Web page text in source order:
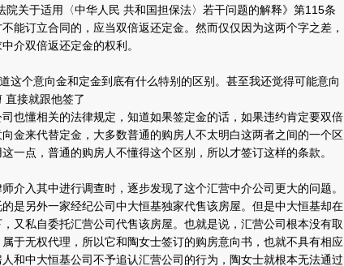
院关于适用〈中华人民 共和国担保法〉若干问题的解释》第115条
能订立合同的，应当双倍返还定金。然而仅仅因为这两个字之差，
介双倍返还定金的权利。
个意向金和定金到底有什么特别的区别。甚至我还觉得可能意向
直接就跟他签了
懂相关的法律规定，知道如果签定金的话，如果违约肯定要双倍
金来代替定金，大多数普通的购房人不太明白这两者之间的一个区
一点，普通的购房人不懂得这个区别，所以才签订这样的条款。
入其中进行调查时，逐步发现了这个汇营中介公司更大的问题。
是另外一家经纪公司中大恒基独家代售该房屋。但是中大恒基却在
又私自委托汇营公司代售该房屋。也就是说，汇营公司根本没有取
于无权代理，所以它和陶女士签订的购房意向书，也就不具有相应
和中大恒基公司不予追认汇营公司的行为，陶女士就根本无法通过